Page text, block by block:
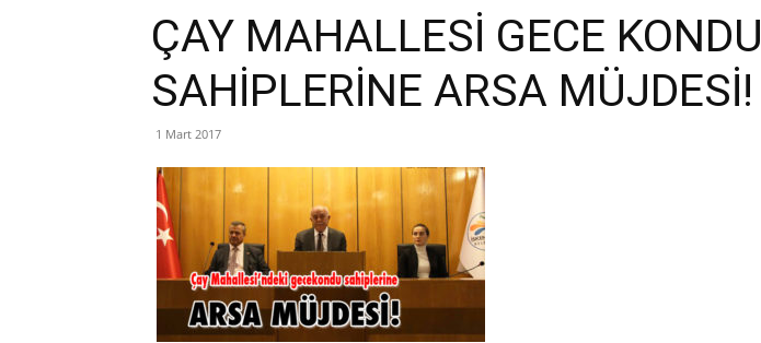
ÇAY MAHALLESİ GECE KONDU
SAHİPLERİNE ARSA MÜJDESİ!
1 Mart 2017